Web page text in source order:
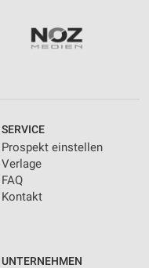
SERVICE
Prospekt einstellen
Verlage
FAQ
Kontakt
UNTERNEHMEN